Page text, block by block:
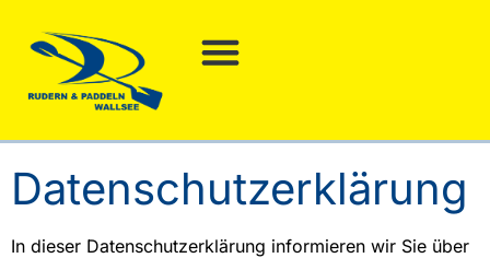
Datenschutzerklärung
In dieser Datenschutzerklärung informieren wir Sie über